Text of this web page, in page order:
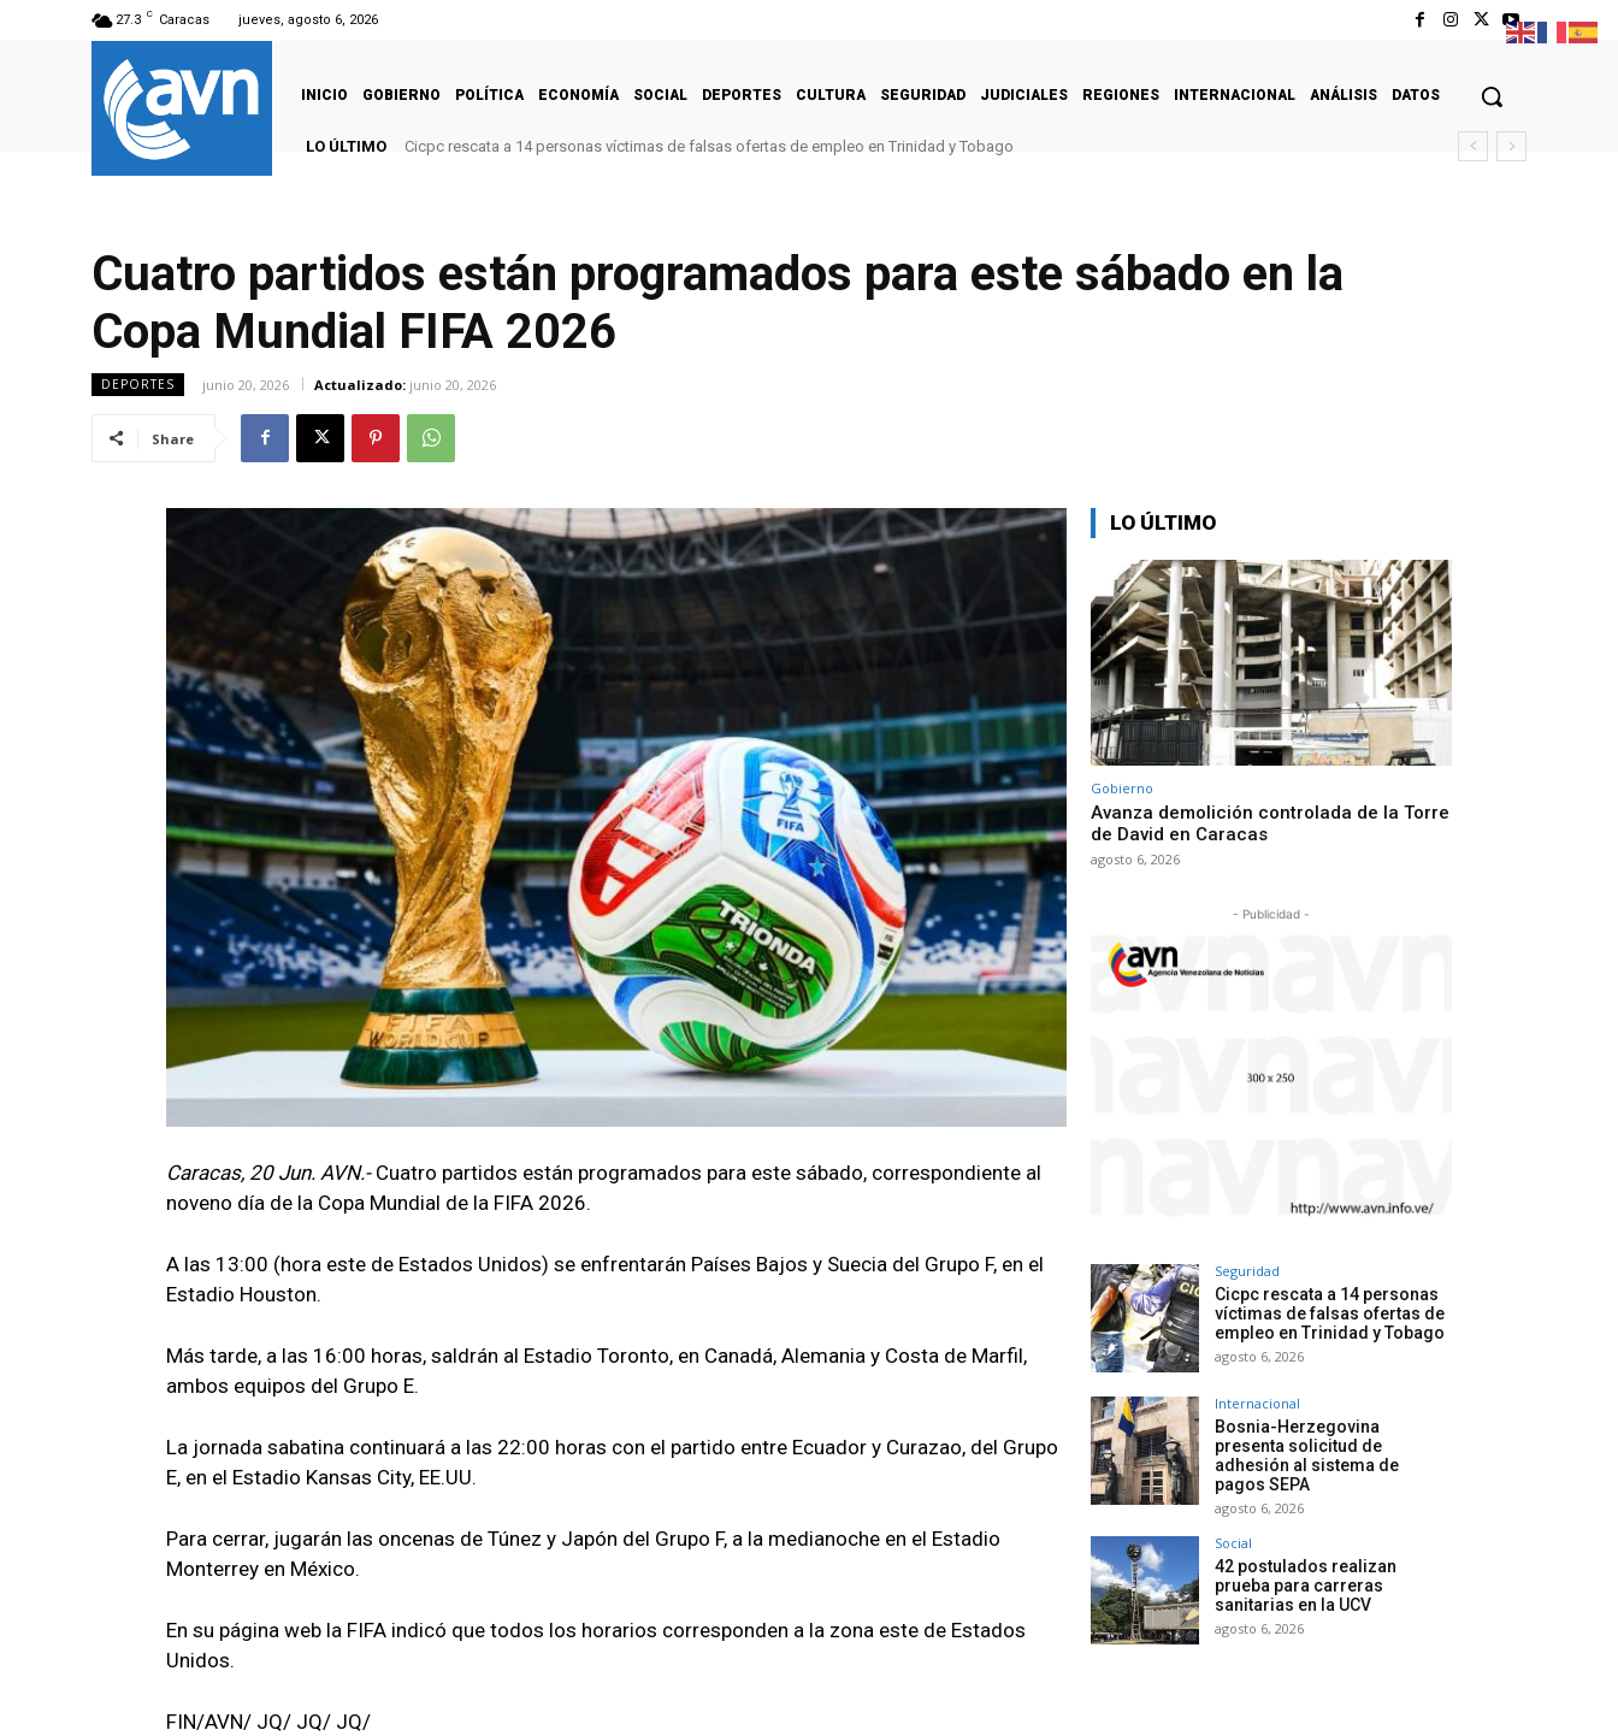
27.3 C Caracas jueves, agosto 6, 2026
INICIO GOBIERNO POLÍTICA ECONOMÍA SOCIAL DEPORTES CULTURA SEGURIDAD JUDICIALES REGIONES INTERNACIONAL ANÁLISIS DATOS
LO ÚLTIMO Cicpc rescata a 14 personas víctimas de falsas ofertas de empleo en Trinidad y Tobago
Cuatro partidos están programados para este sábado en la
Copa Mundial FIFA 2026
DEPORTES junio 20, 2026 Actualizado: junio 20, 2026
Share
Caracas, 20 Jun. AVN.- Cuatro partidos están programados para este sábado, correspondiente al
noveno día de la Copa Mundial de la FIFA 2026.
A las 13:00 (hora este de Estados Unidos) se enfrentarán Países Bajos y Suecia del Grupo F, en el
Estadio Houston.
Más tarde, a las 16:00 horas, saldrán al Estadio Toronto, en Canadá, Alemania y Costa de Marfil,
ambos equipos del Grupo E.
La jornada sabatina continuará a las 22:00 horas con el partido entre Ecuador y Curazao, del Grupo
E, en el Estadio Kansas City, EE.UU.
Para cerrar, jugarán las oncenas de Túnez y Japón del Grupo F, a la medianoche en el Estadio
Monterrey en México.
En su página web la FIFA indicó que todos los horarios corresponden a la zona este de Estados
Unidos.
FIN/AVN/ JQ/ JQ/ JQ/
LO ÚLTIMO
Gobierno
Avanza demolición controlada de la Torre
de David en Caracas
agosto 6, 2026
- Publicidad -
Seguridad
Cicpc rescata a 14 personas
víctimas de falsas ofertas de
empleo en Trinidad y Tobago
agosto 6, 2026
Internacional
Bosnia-Herzegovina
presenta solicitud de
adhesión al sistema de
pagos SEPA
agosto 6, 2026
Social
42 postulados realizan
prueba para carreras
sanitarias en la UCV
agosto 6, 2026